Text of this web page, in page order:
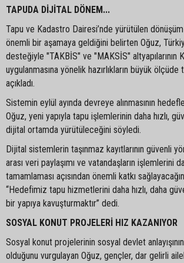
TAPUDA DİJİTAL DÖNEM...
Tapu ve Kadastro Dairesi’nde yürütülen dönüşüm
önemli bir aşamaya geldiğini belirten Oğuz,
desteğiyle "TAKBİS" ve "MAKSİS" altyapılarının
uygulanmasına yönelik hazırlıkların büyük ölçüde
açıkladı.
Sistemin eylül ayında devreye alınmasının
Oğuz, yeni yapıyla tapu işlemlerinin daha hızlı,
dijital ortamda yürütüleceğini söyledi.
Dijital sistemlerin taşınmaz kayıtlarının güvenli
arası veri paylaşımı ve vatandaşların işlemlerini
tamamlaması açısından önemli katkı
“Hedefimiz tapu hizmetlerini daha hızlı, daha
bir yapıya kavuşturmaktır” dedi.
SOSYAL KONUT PROJELERİ HIZ KAZANIYOR
Sosyal konut projelerinin sosyal devlet
olduğunu vurgulayan Oğuz, gençler, dar gelirli